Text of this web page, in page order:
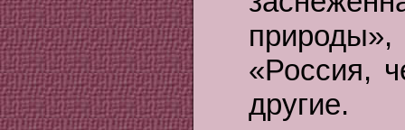
«Россия,
другие.